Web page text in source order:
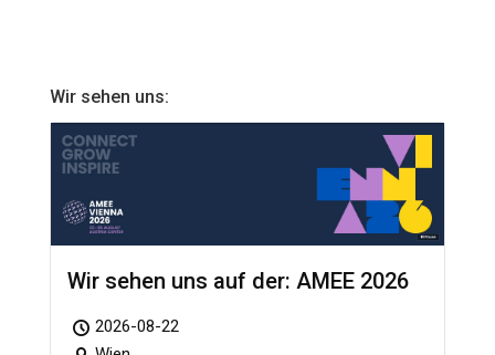
Wir sehen uns:
Wir sehen uns auf der: AMEE 2026
2026-08-22